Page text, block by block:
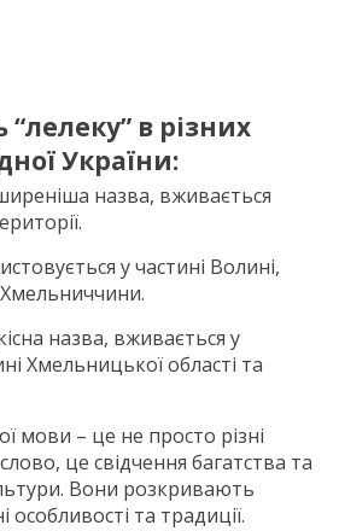
в різних
України:
назва, вживається
у частині Волині,
назва, вживається у
Хмельницької області та
мови – це не просто різні
це свідчення багатства та
Вони розкривають
особливості та традиції.